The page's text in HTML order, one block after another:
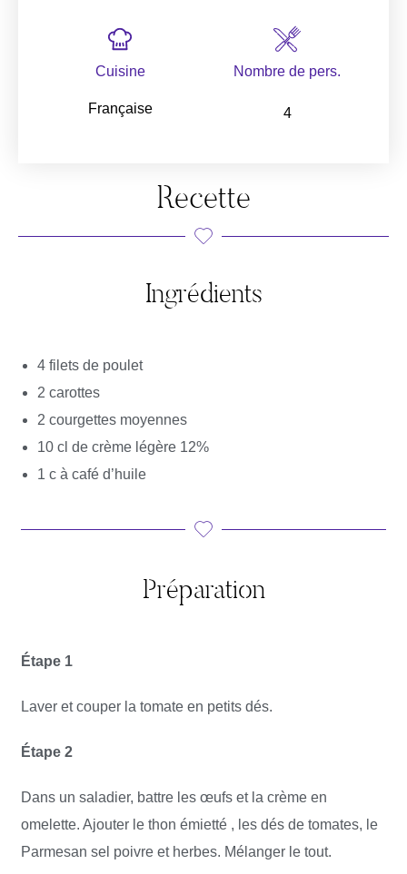
Cuisine
Française
Nombre de pers.
4
Recette
Ingrédients
4 filets de poulet
2 carottes
2 courgettes moyennes
10 cl de crème légère 12%
1 c à café d’huile
Préparation
Étape 1
Laver et couper la tomate en petits dés.
Étape 2
Dans un saladier, battre les œufs et la crème en
omelette. Ajouter le thon émietté , les dés de tomates, le
Parmesan sel poivre et herbes. Mélanger le tout.